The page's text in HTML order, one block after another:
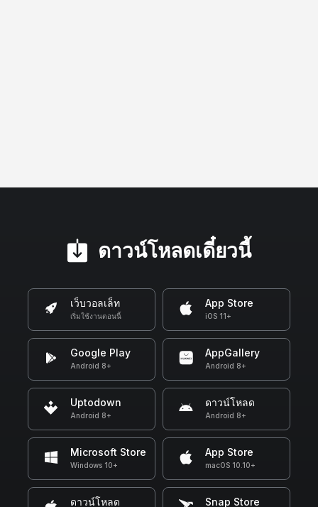
ดาวน์โหลดเดี๋ยวนี้
เว็บวอลเล็ท
เริ่มใช้งานตอนนี้
App Store
iOS 11+
Google Play
Android 8+
AppGallery
Android 8+
Uptodown
Android 8+
ดาวน์โหลด
Android 8+
Microsoft Store
Windows 10+
App Store
macOS 10.10+
ดาวน์โหลด Snap Store